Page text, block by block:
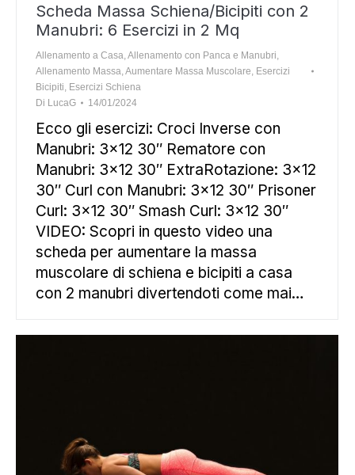
Scheda Massa Schiena/Bicipiti con 2
Manubri: 6 Esercizi in 2 Mq
Allenamento a Casa Allenamento con Panca e Manubri
Allenamento Massa Aumentare Massa Muscolare Esercizi
Bicipiti Esercizi Schiena
Di LucaG 14/01/2024
Ecco gli esercizi: Croci Inverse con
Manubri: 3×12 30″ Rematore con
Manubri: 3×12 30″ ExtraRotazione: 3×12
30″ Curl con Manubri: 3×12 30″ Prisoner
Curl: 3×12 30″ Smash Curl: 3×12 30″
VIDEO: Scopri in questo video una
scheda per aumentare la massa
muscolare di schiena e bicipiti a casa
con 2 manubri divertendoti come mai…